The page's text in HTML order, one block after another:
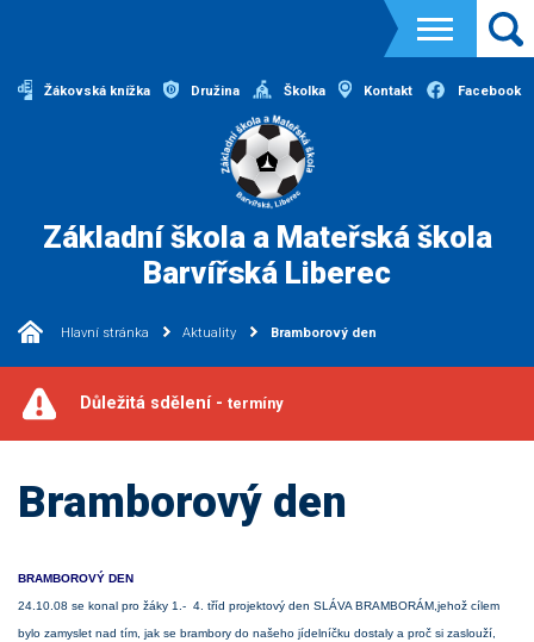
Žákovská knížka Družina Školka Kontakt Facebook
Základní škola a Mateřská škola
Barvířská Liberec
Hlavní stránka Aktuality Bramborový den
Důležitá sdělení - termíny
Bramborový den
BRAMBOROVÝ DEN
24.10.08 se konal pro žáky 1.- 4. tříd projektový den SLÁVA BRAMBORÁM,jehož cílem
bylo zamyslet nad tím, jak se brambory do našeho jídelníčku dostaly a proč si zaslouží,